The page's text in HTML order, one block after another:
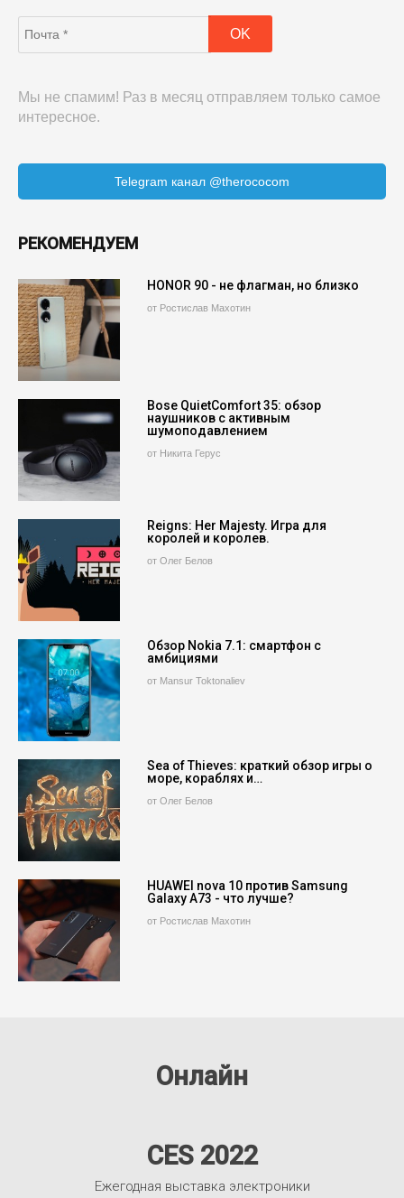
Мы не спамим! Раз в месяц отправляем только самое
интересное.
Telegram канал @therococom
РЕКОМЕНДУЕМ
HONOR 90 - не флагман, но близко
от Ростислав Махотин
Bose QuietComfort 35: обзор
наушников с активным
шумоподавлением
от Никита Герус
Reigns: Her Majesty. Игра для
королей и королев.
от Олег Белов
Обзор Nokia 7.1: смартфон с
амбициями
от Mansur Toktonaliev
Sea of Thieves: краткий обзор игры о
море, кораблях и…
от Олег Белов
HUAWEI nova 10 против Samsung
Galaxy A73 - что лучше?
от Ростислав Махотин
Онлайн
CES 2022
Ежегодная выставка электроники